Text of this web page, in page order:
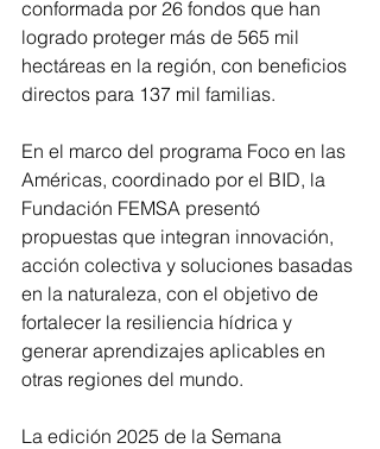
conformada por 26 fondos que han
logrado proteger más de 565 mil
hectáreas en la región, con beneficios
directos para 137 mil familias.
En el marco del programa Foco en las
Américas, coordinado por el BID, la
Fundación FEMSA presentó
propuestas que integran innovación,
acción colectiva y soluciones basadas
en la naturaleza, con el objetivo de
fortalecer la resiliencia hídrica y
generar aprendizajes aplicables en
otras regiones del mundo.
La edición 2025 de la Semana